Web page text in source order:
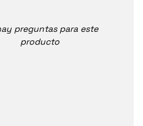
preguntas para este
producto